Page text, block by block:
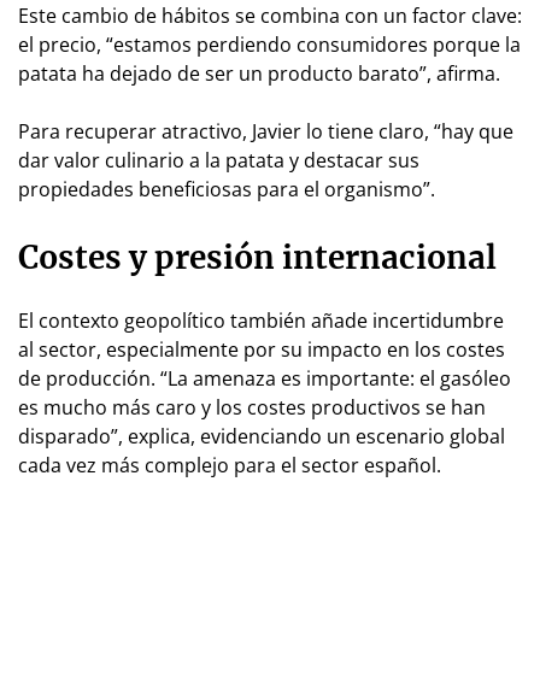
Este cambio de hábitos se combina con un factor clave:
el precio, “estamos perdiendo consumidores porque la
patata ha dejado de ser un producto barato”, afirma.
Para recuperar atractivo, Javier lo tiene claro, “hay que
dar valor culinario a la patata y destacar sus
propiedades beneficiosas para el organismo”.
Costes y presión internacional
El contexto geopolítico también añade incertidumbre
al sector, especialmente por su impacto en los costes
de producción. “La amenaza es importante: el gasóleo
es mucho más caro y los costes productivos se han
disparado”, explica, evidenciando un escenario global
cada vez más complejo para el sector español.